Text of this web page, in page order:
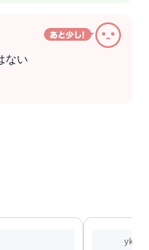
ない
yko